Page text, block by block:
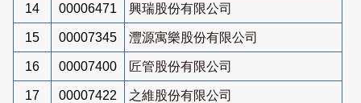
14 00006471 興瑞股份有限公司
15 00007345 灃源寓樂股份有限公司
16 00007400 匠管股份有限公司
17 00007422 之維股份有限公司